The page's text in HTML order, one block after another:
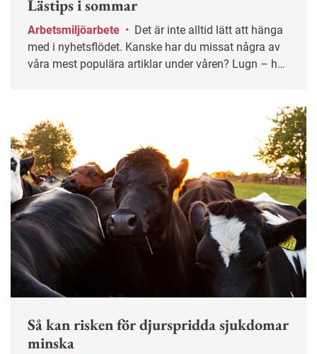
Lästips i sommar
Arbetsmiljöarbete •
med i nyhetsflödet. Kanske har du missat några av
våra mest populära artiklar under våren? Lugn – här
Så kan risken för djurspridda sjukdomar
minska